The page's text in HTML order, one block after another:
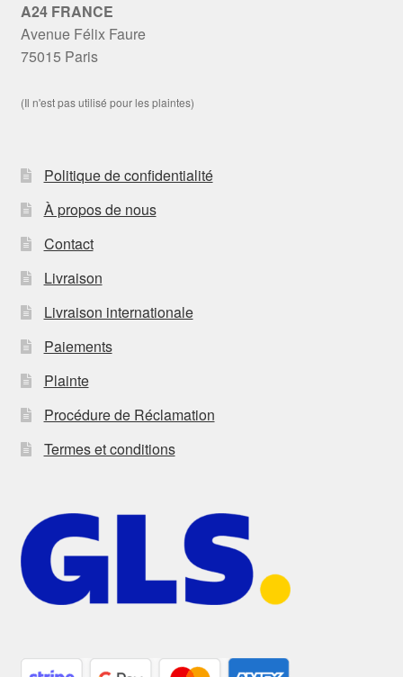
A24 FRANCE
Avenue Félix Faure
75015 Paris
(Il n'est pas utilisé pour les plaintes)
Politique de confidentialité
À propos de nous
Contact
Livraison
Livraison internationale
Paiements
Plainte
Procédure de Réclamation
Termes et conditions